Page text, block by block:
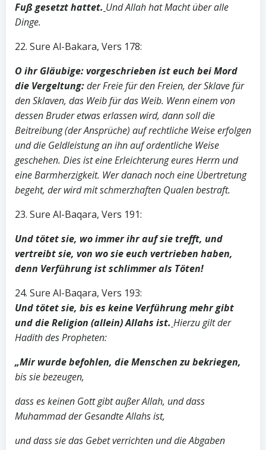
Fuß gesetzt hattet. Und Allah hat Macht über alle
Dinge.
22. Sure Al-Bakara, Vers 178:
O ihr Gläubige: vorgeschrieben ist euch bei Mord
die Vergeltung:der Freie für den Freien, der Sklave für
den Sklaven, das Weib für das Weib. Wenn einem von
dessen Bruder etwas erlassen wird, dann soll die
Beitreibung (der Ansprüche) auf rechtliche Weise erfolgen
und die Geldleistung an ihn auf ordentliche Weise
geschehen. Dies ist eine Erleichterung eures Herrn und
eine Barmherzigkeit. Wer danach noch eine Übertretung
begeht, der wird mit schmerzhaften Qualen bestraft.
23. Sure Al-Baqara, Vers 191:
Und tötet sie, wo immer ihr auf sie trefft, und
vertreibt sie, von wo sie euch vertrieben haben,
denn Verführung ist schlimmer als Töten!
24. Sure Al-Baqara, Vers 193:
Und tötet sie, bis es keine Verführung mehr gibt
und die Religion (allein) Allahs ist. Hierzu gilt der
Hadith des Propheten:
„Mir wurde befohlen, die Menschen zu bekriegen,
bis sie bezeugen,
dass es keinen Gott gibt außer Allah, und dass
Muhammad der Gesandte Allahs ist,
und dass sie das Gebet verrichten und die Abgaben